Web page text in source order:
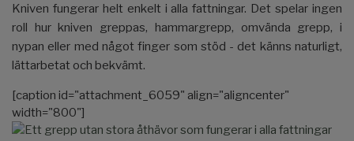
Kniven fungerar helt enkelt i alla fattningar. Det spelar ingen
roll hur kniven greppas, hammargrepp, omvända grepp, i
nypan eller med något finger som stöd - det känns naturligt,
lättarbetat och bekvämt.
[caption id="attachment_6059" align="aligncenter"
width="800"]